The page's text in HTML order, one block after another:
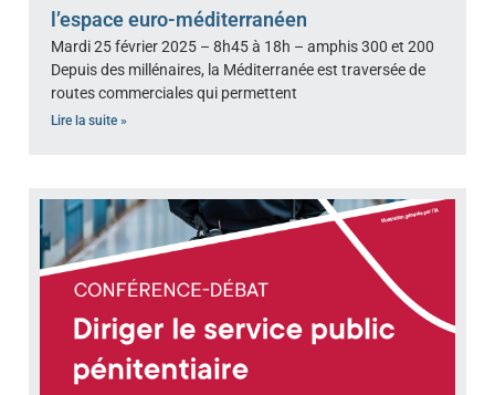
l’espace euro-méditerranéen
Mardi 25 février 2025 – 8h45 à 18h – amphis 300 et 200
Depuis des millénaires, la Méditerranée est traversée de
routes commerciales qui permettent
Lire la suite »